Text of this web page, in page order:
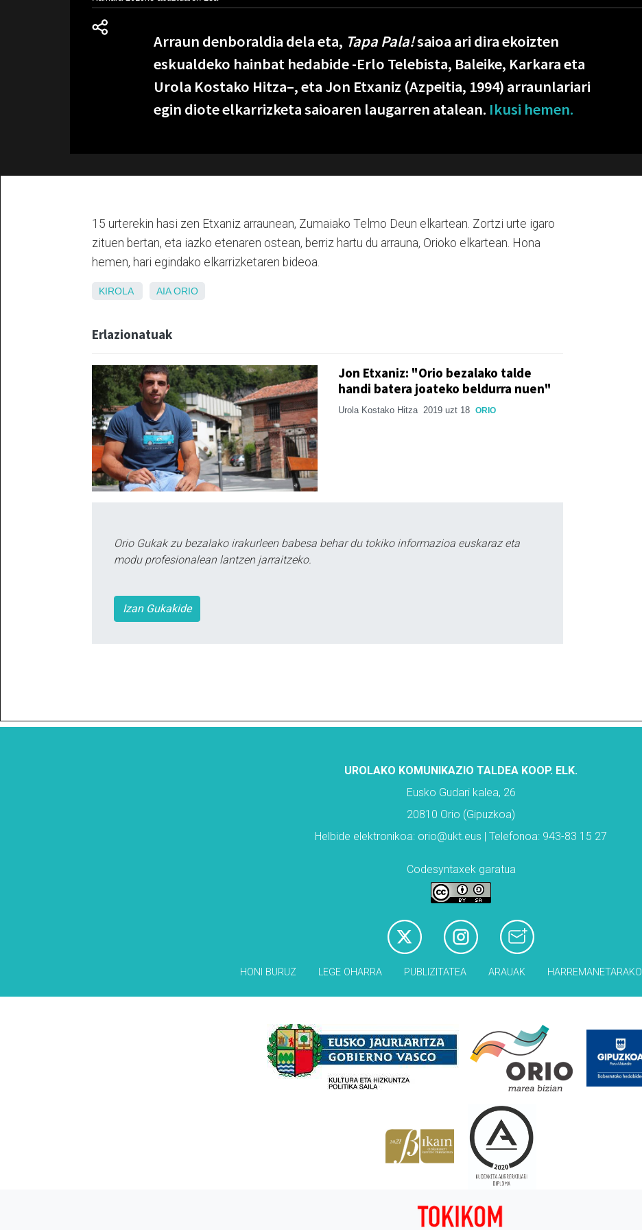
Arraun denboraldia dela eta, Tapa Pala!saioa ari dira ekoizten
eskualdeko hainbat hedabide -Erlo Telebista, Baleike, Karkara eta
Urola Kostako Hitza–, eta Jon Etxaniz (Azpeitia, 1994) arraunlariari
egin diote elkarrizketa saioaren laugarren atalean. Ikusi hemen.
15 urterekin hasi zen Etxaniz arraunean, Zumaiako Telmo Deun elkartean. Zortzi urte igaro
zituen bertan, eta iazko etenaren ostean, berriz hartu du arrauna, Orioko elkartean. Hona
hemen, hari egindako elkarrizketaren bideoa.
KIROLA AIA ORIO
Erlazionatuak
Jon Etxaniz: "Orio bezalako talde
handi batera joateko beldurra nuen"
Urola Kostako Hitza 2019 uzt 18 ORIO
Orio Gukak zu bezalako irakurleen babesa behar du tokiko informazioa euskaraz eta
modu profesionalean lantzen jarraitzeko.
Izan Gukakide
UROLAKO KOMUNIKAZIO TALDEA KOOP. ELK.
Eusko Gudari kalea, 26
20810 Orio (Gipuzkoa)
Helbide elektronikoa: orio@ukt.eus | Telefonoa: 943-83 15 27
Codesyntaxek garatua
HONI BURUZ LEGE OHARRA PUBLIZITATEA ARAUAK HARREMANETARAKO